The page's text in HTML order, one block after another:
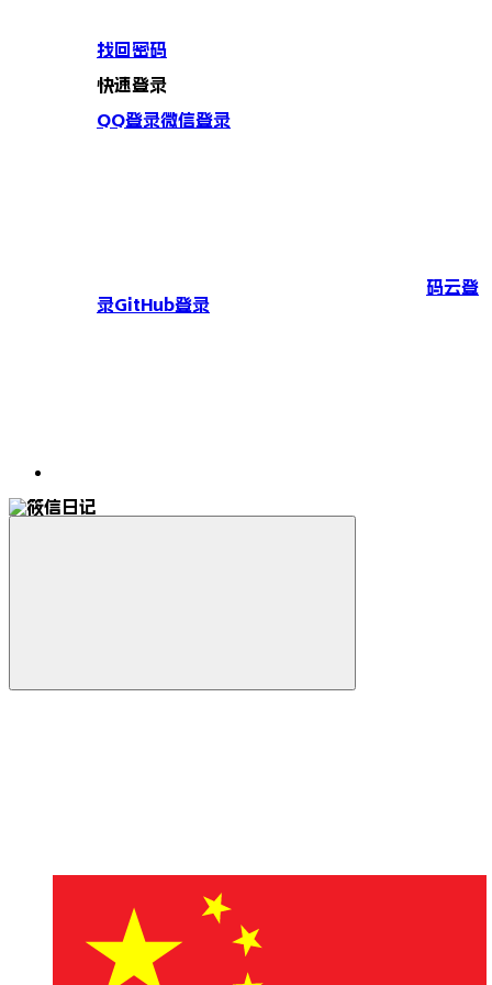
找回密码
快速登录
QQ登录微信登录
码云登
录GitHub登录